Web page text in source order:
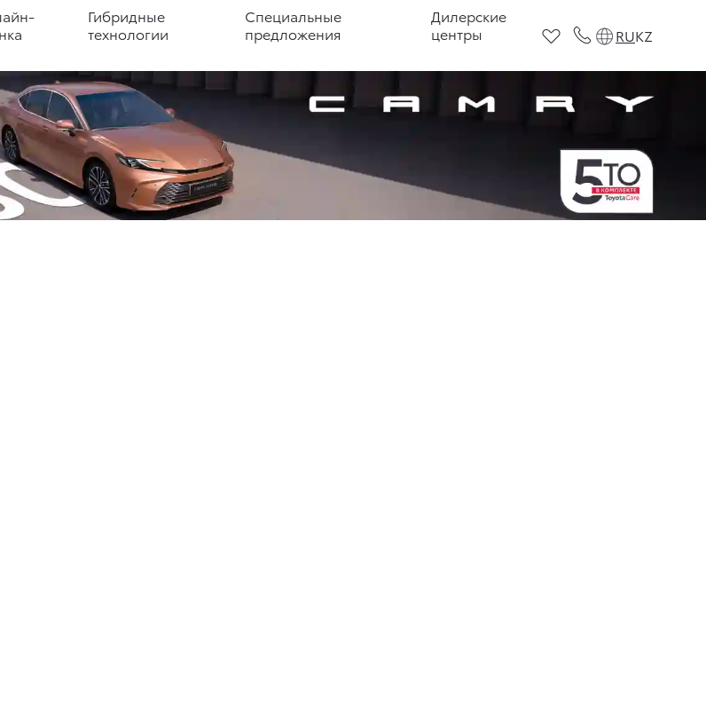
Гибридные
технологии
Специальные
предложения
Дилерские
центры
RUKZ